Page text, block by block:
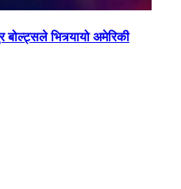
भित्र्यायो अमेरिकी